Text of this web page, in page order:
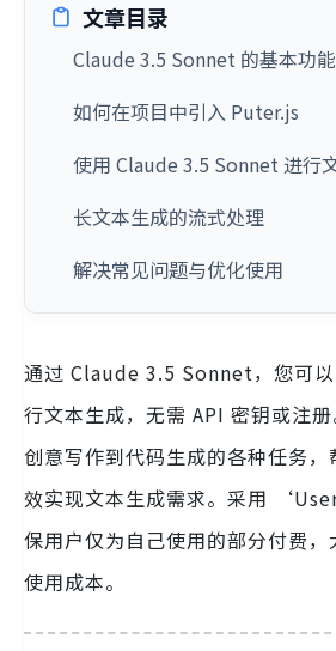
文章目录
Claude 3.5 Sonnet 的基本功能
如何在项目中引入 Puter.js
使用 Claude 3.5 Sonnet 进行
长文本生成的流式处理
解决常见问题与优化使用
通过 Claude 3.5 Sonnet，您可
行文本生成，无需 API 密钥或注
创意写作到代码生成的各种任务
效实现文本生成需求。采用
保用户仅为自己使用的部分付费
使用成本。